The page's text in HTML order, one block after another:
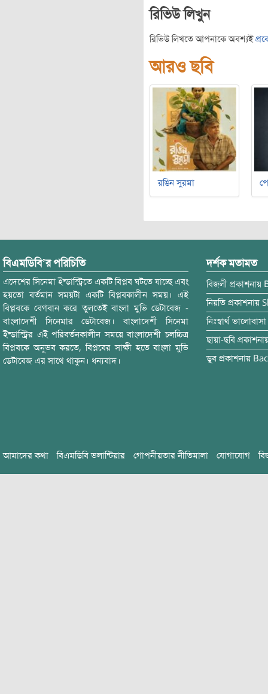
রিভিউ লিখুন
রিভিউ লিখতে আপনাকে অবশ্যই
আরও ছবি
রঙিন সুরমা
বিএমডিবি’র পরিচিতি
এদেশের সিনেমা ইন্ডাস্ট্রিতে একটি বিপ্লব ঘটতে যাচ্ছে এবং
হয়তো বর্তমান সময়টা একটি বিপ্লবকালীন সময়। এই
বিপ্লবকে বেগবান করে তুলতেই বাংলা মুভি ডেটাবেজ -
বাংলাদেশী সিনেমার ডেটাবেজ। বাংলাদেশী সিনেমা
ইন্ডাস্ট্রির এই পরিবর্তনকালীন সময়ে বাংলাদেশী চলচ্চিত্র
বিপ্লবকে অনুভব করতে, বিপ্লবের সাক্ষী হতে বাংলা মুভি
ডেটাবেজ এর সাথে থাকুন। ধন্যবাদ।
দর্শক মতামত
বিজলী প্রকাশনায়
নিয়তি প্রকাশনায়
নিঃস্বার্থ ভালোবাসা
ছায়া-ছবি
ডুব প্রকাশনায়
আমাদের কথা বিএমডিবি ভলান্টিয়ার গোপনীয়তার নীতিমালা যোগাযোগ